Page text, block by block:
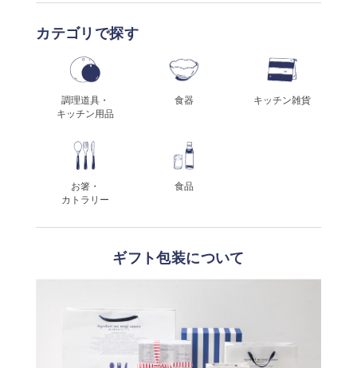
カテゴリで探す
調理道具・
キッチン用品
食器 キッチン雑貨
お箸・
カトラリー
食品
ギフト包装について